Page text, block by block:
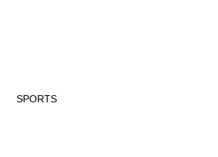
SPORTS